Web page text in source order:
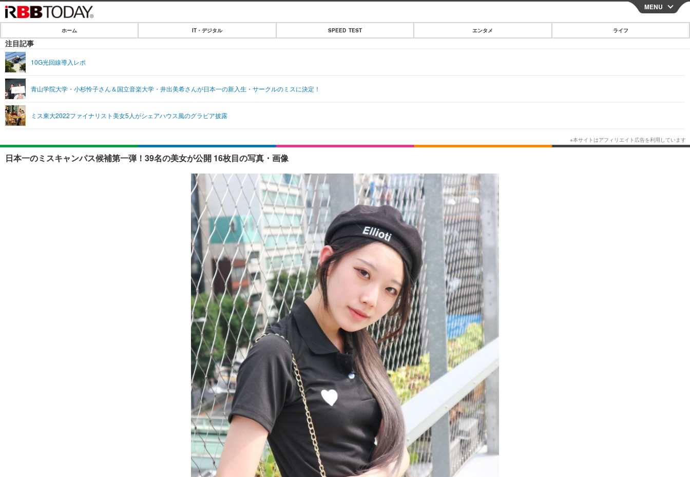
CLOSE
IT・デジタル
ショッピング
SPEED TEST
エンタメ
エンタメTOP
音楽
ショッピング
ライフ
ライフTOP グルメ
ペット
リリース一覧
MENU
ホーム IT・デジタル SPEED TEST エンタメ ライフ
注目記事
10G光回線導入レポ
青山学院大学・小杉怜子さん＆国立音楽大学・井出美希さんが日本一の新入生・サークルのミスに決定！
ミス東大2022ファイナリスト美女5人がシェアハウス風のグラビア披露
日本一のミスキャンパス候補第一弾！39名の美女が公開 16枚目の写真・画像